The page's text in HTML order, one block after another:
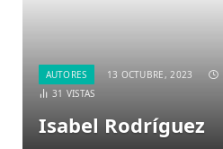
AUTORES 13 OCTUBRE, 2023
31 VISTAS
Isabel Rodríguez